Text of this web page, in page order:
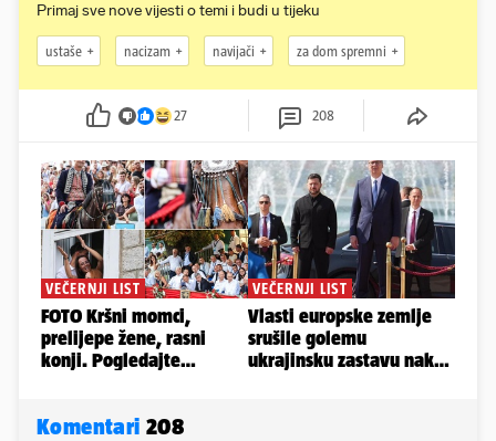
Primaj sve nove vijesti o temi i budi u tijeku
ustaše nacizam navijači za dom spremni
27 208
Komentari 208